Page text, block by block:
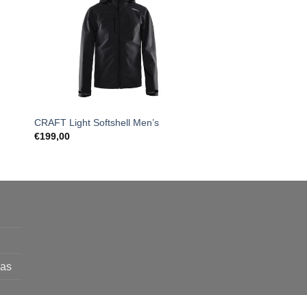
CRAFT Light Softshell Men’s
€199,00